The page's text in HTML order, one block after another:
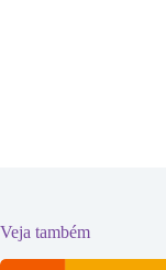
Veja também